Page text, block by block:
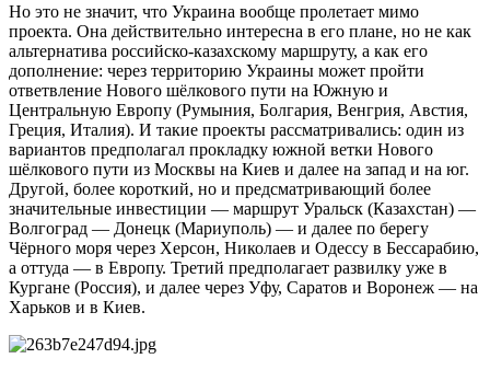
Но это не значит, что Украина вообще пролетает мимо
проекта. Она действительно интересна в его плане, но не как
альтернатива российско-казахскому маршруту, а как его
дополнение: через территорию Украины может пройти
ответвление Нового шёлкового пути на Южную и
Центральную Европу (Румыния, Болгария, Венгрия, Австия,
Греция, Италия). И такие проекты рассматривались: один из
вариантов предполагал прокладку южной ветки Нового
шёлкового пути из Москвы на Киев и далее на запад и на юг.
Другой, более короткий, но и предсматривающий более
значительные инвестиции — маршрут Уральск (Казахстан) —
Волгоград — Донецк (Мариуполь) — и далее по берегу
Чёрного моря через Херсон, Николаев и Одессу в Бессарабию,
а оттуда — в Европу. Третий предполагает развилку уже в
Кургане (Россия), и далее через Уфу, Саратов и Воронеж — на
Харьков и в Киев.